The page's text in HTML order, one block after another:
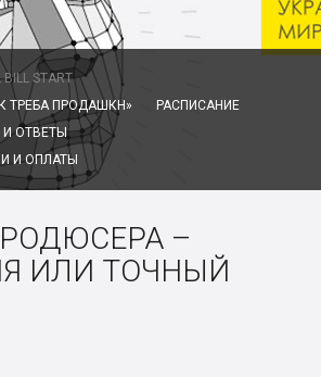
BILL START
ТРЕБА ПРОДАШКН»
РАСПИСАНИЕ
ОТВЕТЫ
И ОПЛАТЫ
–
ИЛИ ТОЧНЫЙ